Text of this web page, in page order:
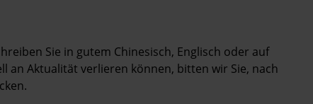
Sie in gutem Chinesisch, Englisch oder auf
an Aktualität verlieren können, bitten wir Sie, nach